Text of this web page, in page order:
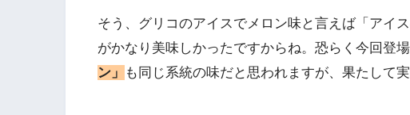
そう、グリコのアイスでメロン味と言えば「アイ
がかなり美味しかったですからね。恐らく今回登
ン」
も同じ系統の味だと思われますが、果たして